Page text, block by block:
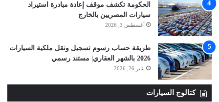
الحكومة تكشف موقف إعادة مبادرة استيراد
سيارات المصريين بالخارج
أغسطس 3, 2026
طريقة حساب رسوم تسجيل ونقل ملكية السيارات
2026 بالشهر العقاري| مستند رسمي
يناير 26, 2026
كتالوج السيارات